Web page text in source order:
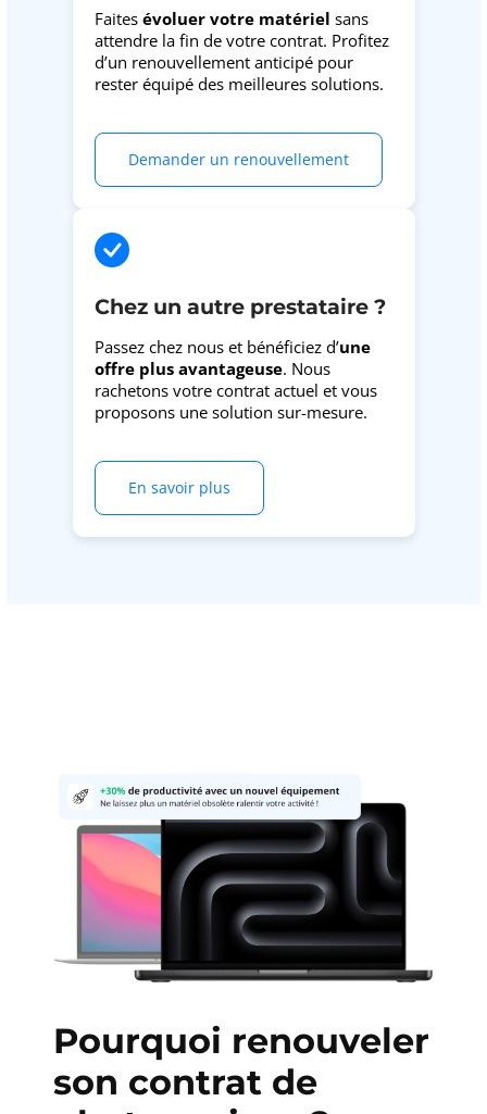
Faites évoluer votre matériel sans
attendre la fin de votre contrat. Profitez
d’un renouvellement anticipé pour
rester équipé des meilleures solutions.
Demander un renouvellement
Chez un autre prestataire ?
Passez chez nous et bénéficiez d’une
offre plus avantageuse. Nous
rachetons votre contrat actuel et vous
proposons une solution sur-mesure.
En savoir plus
Pourquoi renouveler
son contrat de